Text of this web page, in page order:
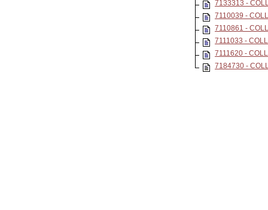
7133313 -
7110039 -
7110861 -
7111033 -
7111620 -
7184730 -